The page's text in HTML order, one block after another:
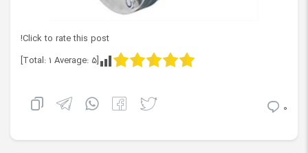
Click to rate this post!
[Total:
1 Average: 5
]
0